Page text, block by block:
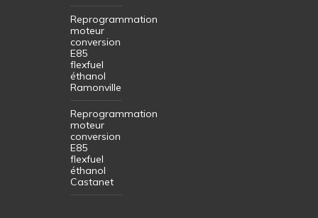
Reprogrammation
moteur
conversion
E85
flexfuel
éthanol
Ramonville
Reprogrammation
moteur
conversion
E85
flexfuel
éthanol
Castanet